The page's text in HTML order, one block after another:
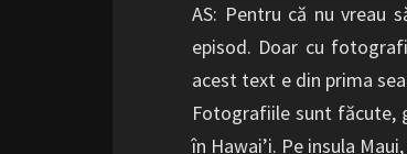
AS: Pentru că nu vreau
episod. Doar cu
acest text e din prima
Fotografiile sunt făcute,
în Hawai’i. Pe insula